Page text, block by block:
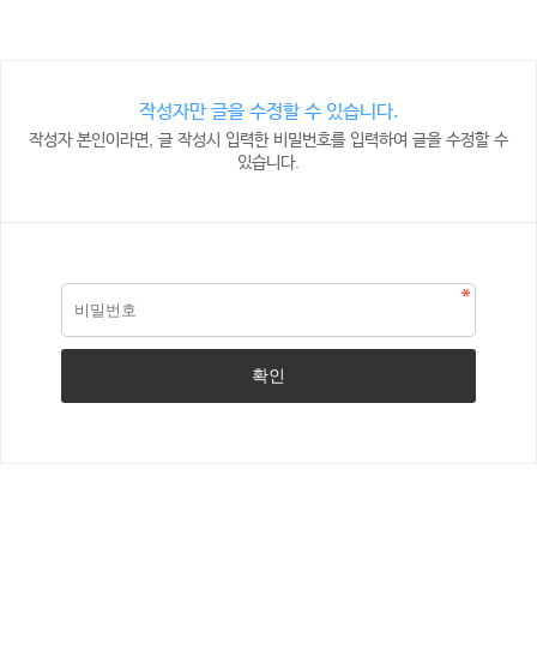
작성자만 글을 수정할 수 있습니다.
작성자 본인이라면, 글 작성시 입력한 비밀번호를 입력하여 글을 수정할 수
있습니다.